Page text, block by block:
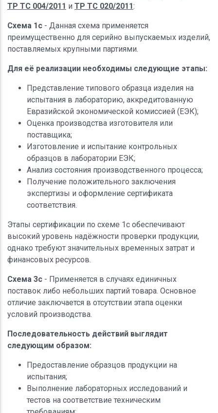
ТР ТС 004/2011 и ТР ТС 020/2011:
Схема 1с - Данная схема применяется
преимущественно для серийно выпускаемых изделий,
поставляемых крупными партиями.
Для её реализации необходимы следующие этапы:
Представление типового образца изделия на
испытания в лабораторию, аккредитованную
Евразийской экономической комиссией (ЕЭК);
Оценка производства изготовителя или
поставщика;
Изготовление и испытание контрольных
образцов в лаборатории ЕЭК;
Анализ состояния производственного процесса;
Получение положительного заключения
экспертизы и оформление сертификата
соответствия.
Этапы сертификации по схеме 1с обеспечивают
высокий уровень надёжности проверки продукции,
однако требуют значительных временных затрат и
финансовых ресурсов.
Схема 3с - Применяется в случаях единичных
поставок либо небольших партий товара. Основное
отличие заключается в отсутствии этапа оценки
условий производства.
Последовательность действий выглядит
следующим образом:
Предоставление образцов продукции на
испытания;
Выполнение лабораторных исследований и
тестов на соответствие техническим